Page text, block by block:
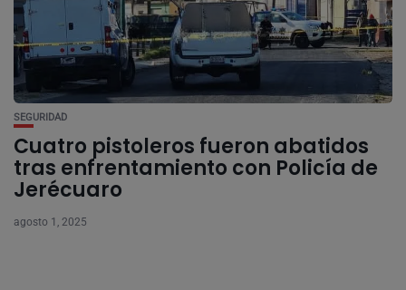
SEGURIDAD
Cuatro pistoleros fueron abatidos
tras enfrentamiento con Policía de
Jerécuaro
agosto 1, 2025